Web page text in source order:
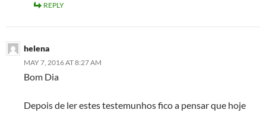
REPLY
helena
MAY 7, 2016 AT 8:27 AM
Bom Dia
Depois de ler estes testemunhos fico a pensar que hoje